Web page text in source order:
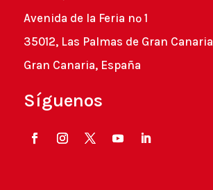
Avenida de la Feria nº 1
35012, Las Palmas de Gran Canaria
Gran Canaria, España
Síguenos